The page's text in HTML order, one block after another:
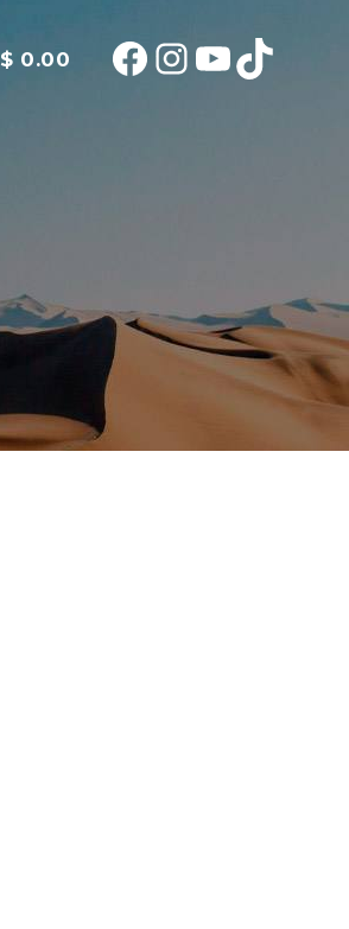
Facebook
Instagram
YouTube
TikTok
$ 0.00